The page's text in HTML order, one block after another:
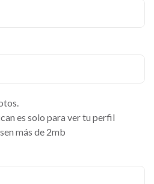
es solo para ver tu perfil
más de 2mb